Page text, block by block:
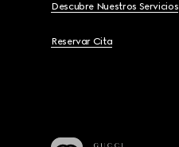
Descubre Nuestros Servicios
Reservar Cita